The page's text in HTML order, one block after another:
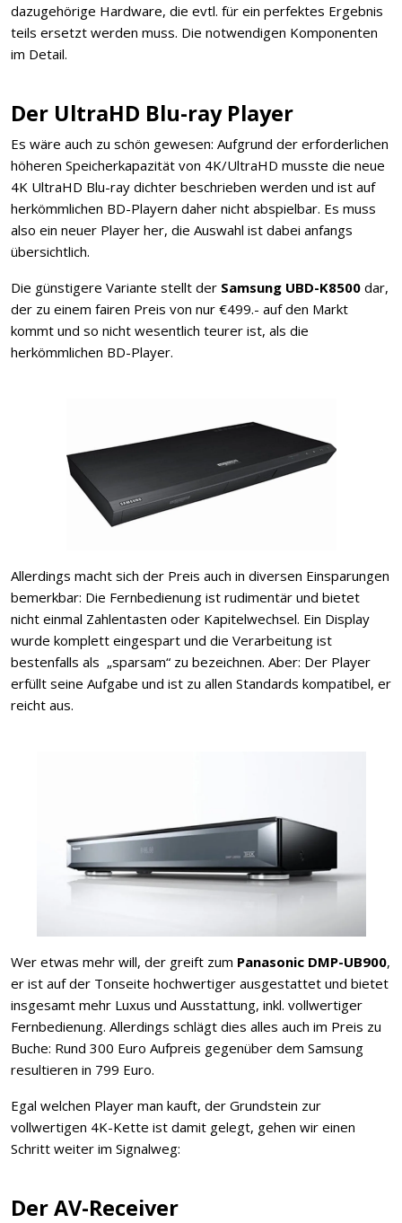
dazugehörige Hardware, die evtl. für ein perfektes Ergebnis
teils ersetzt werden muss. Die notwendigen Komponenten
im Detail.
Der UltraHD Blu-ray Player
Es wäre auch zu schön gewesen: Aufgrund der erforderlichen
höheren Speicherkapazität von 4K/UltraHD musste die neue
4K UltraHD Blu-ray dichter beschrieben werden und ist auf
herkömmlichen BD-Playern daher nicht abspielbar. Es muss
also ein neuer Player her, die Auswahl ist dabei anfangs
übersichtlich.
Die günstigere Variante stellt der Samsung UBD-K8500 dar,
der zu einem fairen Preis von nur €499.- auf den Markt
kommt und so nicht wesentlich teurer ist, als die
herkömmlichen BD-Player.
Allerdings macht sich der Preis auch in diversen Einsparungen
bemerkbar: Die Fernbedienung ist rudimentär und bietet
nicht einmal Zahlentasten oder Kapitelwechsel. Ein Display
wurde komplett eingespart und die Verarbeitung ist
bestenfalls als „sparsam“ zu bezeichnen. Aber: Der Player
erfüllt seine Aufgabe und ist zu allen Standards kompatibel, er
reicht aus.
Wer etwas mehr will, der greift zum Panasonic DMP-UB900,
er ist auf der Tonseite hochwertiger ausgestattet und bietet
insgesamt mehr Luxus und Ausstattung, inkl. vollwertiger
Fernbedienung. Allerdings schlägt dies alles auch im Preis zu
Buche: Rund 300 Euro Aufpreis gegenüber dem Samsung
resultieren in 799 Euro.
Egal welchen Player man kauft, der Grundstein zur
vollwertigen 4K-Kette ist damit gelegt, gehen wir einen
Schritt weiter im Signalweg:
Der AV-Receiver